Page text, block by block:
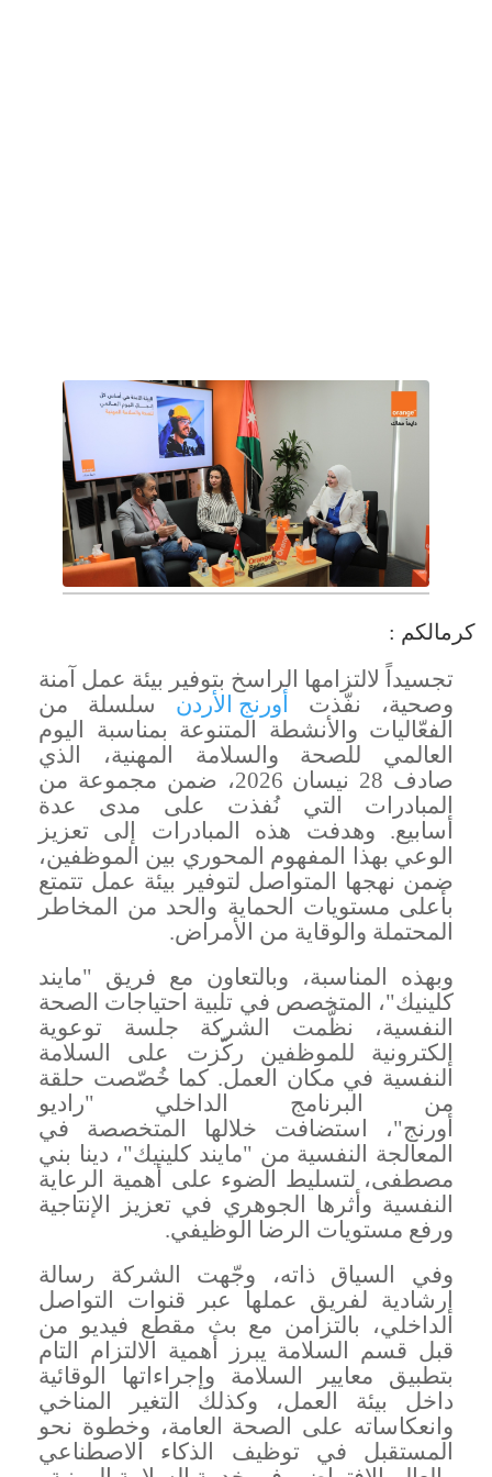
كرمالكم :
تجسيداً لالتزامها الراسخ بتوفير بيئة عمل آمنة
وصحية، نفّذت
أورنج الأردن
سلسلة من
الفعّاليات والأنشطة المتنوعة بمناسبة اليوم
العالمي للصحة والسلامة المهنية، الذي
صادف 28 نيسان 2026
، ضمن مجموعة من
المبادرات التي نُفذت على مدى عدة
أسابيع.
وهدفت هذه المبادرات إلى تعزيز
الوعي بهذا المفهوم المحوري بين الموظفين،
ضمن نهجها المتواصل لتوفير بيئة عمل تتمتع
بأعلى مستويات الحماية والحد من المخاطر
المحتملة والوقاية من الأمراض.
وبهذه المناسبة، وبالتعاون مع فريق "مايند
كلينيك"، المتخصص في تلبية احتياجات الصحة
النفسية، نظّمت الشركة جلسة توعوية
إلكترونية للموظفين ركّزت على السلامة
النفسية في مكان العمل. كما خُصّصت حلقة
من البرنامج الداخلي "راديو
أورنج"، استضافت خلالها المتخصصة في
المعالجة النفسية من "مايند كلينيك"، دينا بني
مصطفى، لتسليط الضوء على أهمية الرعاية
النفسية وأثرها الجوهري في تعزيز الإنتاجية
ورفع مستويات الرضا الوظيفي.
وفي السياق ذاته، وجّهت الشركة رسالة
إرشادية لفريق عملها عبر قنوات التواصل
الداخلي، بالتزامن مع بث مقطع فيديو من
قبل قسم السلامة يبرز أهمية الالتزام التام
بتطبيق معايير السلامة وإجراءاتها الوقائية
داخل بيئة العمل، وكذلك التغير المناخي
وانعكاساته على الصحة العامة، وخطوة نحو
المستقبل في توظيف الذكاء الاصطناعي